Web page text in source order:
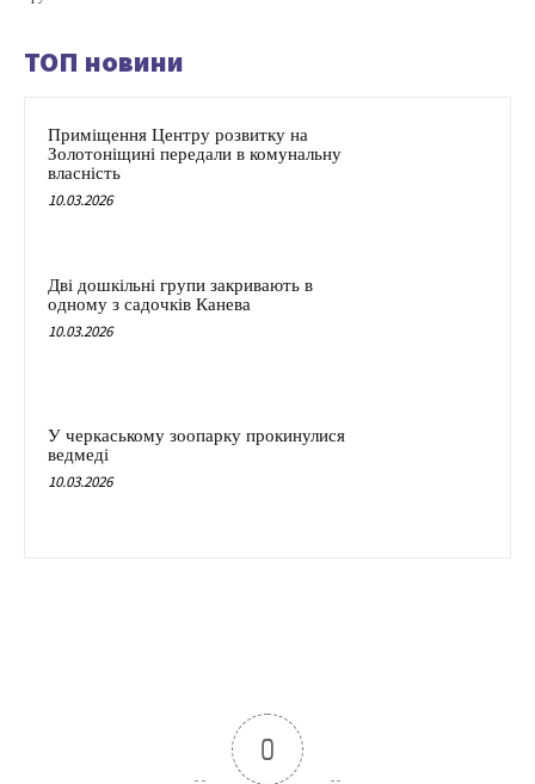
ТОП новини
Приміщення Центру розвитку на
Золотоніщині передали в комунальну
власність
10.03.2026
Дві дошкільні групи закривають в
одному з садочків Канева
10.03.2026
У черкаському зоопарку прокинулися
ведмеді
10.03.2026
0